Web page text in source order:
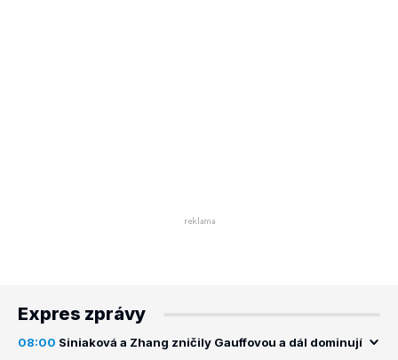
Expres zprávy
08:00 Siniaková a Zhang zničily Gauffovou a dál dominují